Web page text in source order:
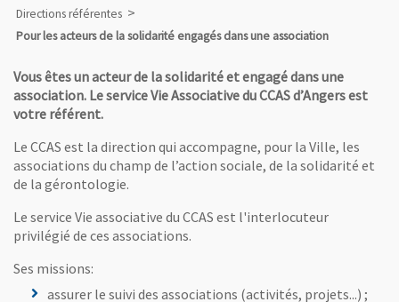
Directions référentes
Pour les acteurs de la solidarité engagés dans une association
Vous êtes un acteur de la solidarité et engagé dans une
association. Le service Vie Associative du CCAS d’Angers est
votre référent.
Le CCAS est la direction qui accompagne, pour la Ville, les
associations du champ de l’action sociale, de la solidarité et
de la gérontologie.
Le service Vie associative du CCAS est l'interlocuteur
privilégié de ces associations.
Ses missions:
assurer le suivi des associations (activités, projets...) ;